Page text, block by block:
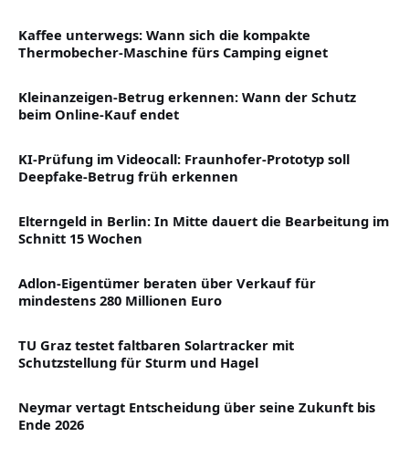
Kaffee unterwegs: Wann sich die kompakte
Thermobecher-Maschine fürs Camping eignet
Kleinanzeigen-Betrug erkennen: Wann der Schutz
beim Online-Kauf endet
KI-Prüfung im Videocall: Fraunhofer-Prototyp soll
Deepfake-Betrug früh erkennen
Elterngeld in Berlin: In Mitte dauert die Bearbeitung im
Schnitt 15 Wochen
Adlon-Eigentümer beraten über Verkauf für
mindestens 280 Millionen Euro
TU Graz testet faltbaren Solartracker mit
Schutzstellung für Sturm und Hagel
Neymar vertagt Entscheidung über seine Zukunft bis
Ende 2026